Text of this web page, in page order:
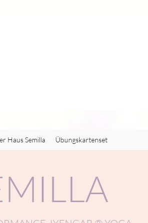
Haus Semilla Übungskartenset